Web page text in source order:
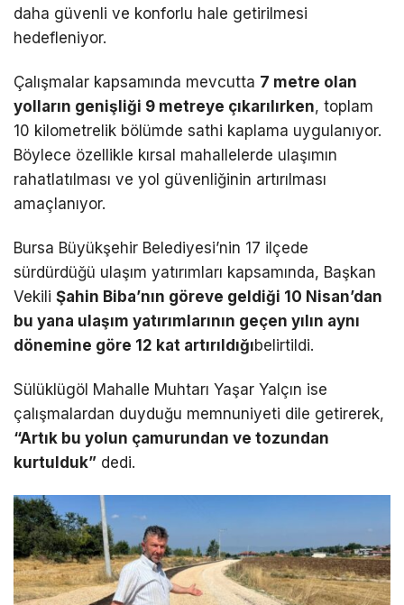
daha güvenli ve konforlu hale getirilmesi
hedefleniyor.
Çalışmalar kapsamında mevcutta 7 metre olan
yolların genişliği 9 metreye çıkarılırken, toplam
10 kilometrelik bölümde sathi kaplama uygulanıyor.
Böylece özellikle kırsal mahallelerde ulaşımın
rahatlatılması ve yol güvenliğinin artırılması
amaçlanıyor.
Bursa Büyükşehir Belediyesi’nin 17 ilçede
sürdürdüğü ulaşım yatırımları kapsamında, Başkan
Vekili Şahin Biba’nın göreve geldiği 10 Nisan’dan
bu yana ulaşım yatırımlarının geçen yılın aynı
dönemine göre 12 kat artırıldığıbelirtildi.
Sülüklügöl Mahalle Muhtarı Yaşar Yalçın ise
çalışmalardan duyduğu memnuniyeti dile getirerek,
“Artık bu yolun çamurundan ve tozundan
kurtulduk” dedi.